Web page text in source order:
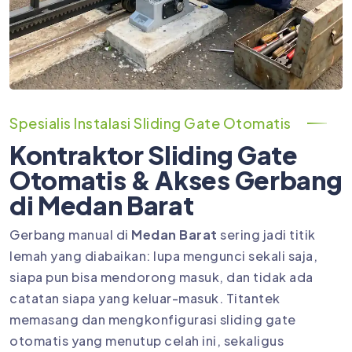
Spesialis Instalasi Sliding Gate Otomatis
Kontraktor Sliding Gate
Otomatis & Akses Gerbang
di Medan Barat
Gerbang manual di Medan Barat sering jadi titik
lemah yang diabaikan: lupa mengunci sekali saja,
siapa pun bisa mendorong masuk, dan tidak ada
catatan siapa yang keluar-masuk. Titantek
memasang dan mengkonfigurasi sliding gate
otomatis yang menutup celah ini, sekaligus